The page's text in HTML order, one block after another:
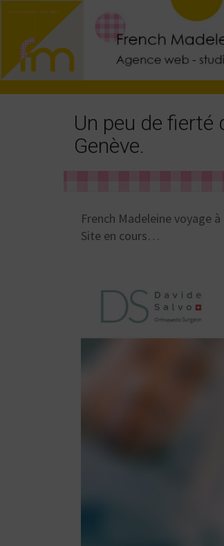
Un peu de fierté
Genève.
French Madeleine voyage
Site en cours…